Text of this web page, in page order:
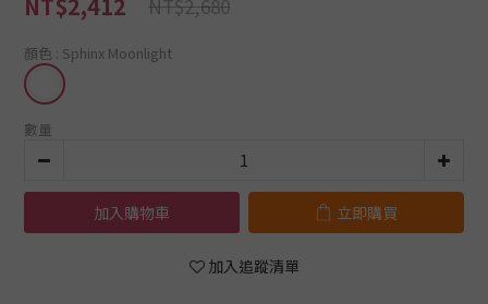
NT$2,680
顏色 : Sphinx Moonlight
數量
加入購物車 立即購買
加入追蹤清單